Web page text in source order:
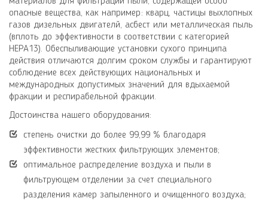
опасные вещества, как например: кварц, частицы выхлопных
газов дизельных двигателй, асбест или металлическая пыль
(вплоть до эффективности в соответствии с категорией
HEPA13). Обеспыливающие установки сухого принципа
действия отличаются долгим сроком службы и гарантируют
соблюдение всех действующих национальных и
международных допустимых значений для вдыхаемой
фракции и респирабельной фракции.
Достоинства нашего оборудования:
степень очистки до более 99,99 % благодаря
эффективности жестких фильтрующих элементов;
оптимальное распределение воздуха и пыли в
фильтрующем отделении за счет специального
разделения камер запыленного и очищенного воздуха;